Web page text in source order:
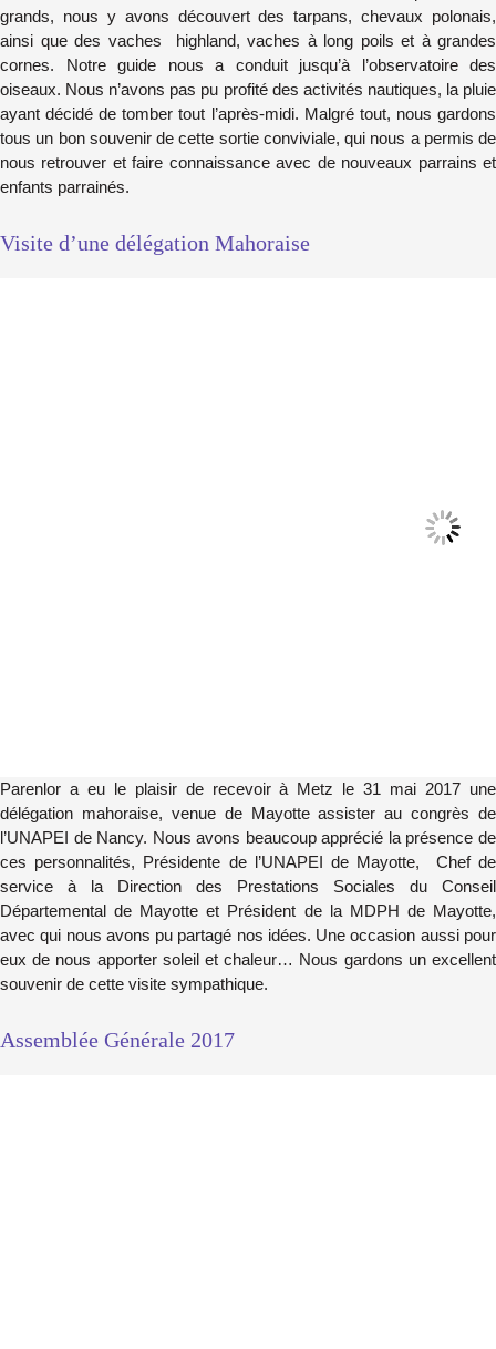
grands, nous y avons découvert des tarpans, chevaux polonais,
ainsi que des vaches highland, vaches à long poils et à grandes
cornes. Notre guide nous a conduit jusqu’à l’observatoire des
oiseaux. Nous n’avons pas pu profité des activités nautiques, la pluie
ayant décidé de tomber tout l’après-midi. Malgré tout, nous gardons
tous un bon souvenir de cette sortie conviviale, qui nous a permis de
nous retrouver et faire connaissance avec de nouveaux parrains et
enfants parrainés.
Visite d’une délégation Mahoraise
Parenlor a eu le plaisir de recevoir à Metz le 31 mai 2017 une
délégation mahoraise, venue de Mayotte assister au congrès de
l’UNAPEI de Nancy. Nous avons beaucoup apprécié la présence de
ces personnalités, Présidente de l’UNAPEI de Mayotte, Chef de
service à la Direction des Prestations Sociales du Conseil
Départemental de Mayotte et Président de la MDPH de Mayotte,
avec qui nous avons pu partagé nos idées. Une occasion aussi pour
eux de nous apporter soleil et chaleur… Nous gardons un excellent
souvenir de cette visite sympathique.
Assemblée Générale 2017